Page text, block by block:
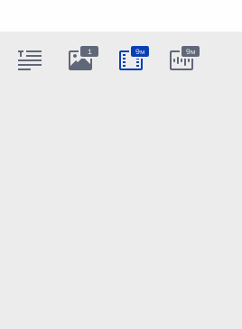
1 9м 9м